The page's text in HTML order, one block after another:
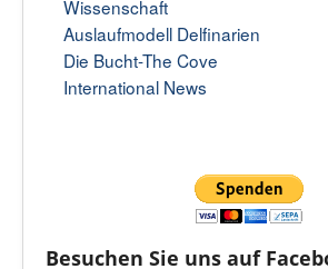
Wissenschaft
Auslaufmodell Delfinarien
Die Bucht-The Cove
International News
Besuchen Sie uns auf